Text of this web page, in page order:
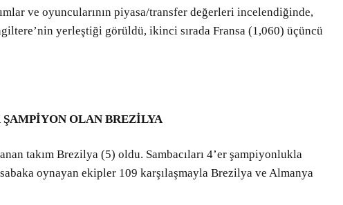
ve oyuncularının piyasa/transfer değerleri incelendiğinde,
yerleştiği görüldü, ikinci sırada Fransa (1,060) üçüncü
OLAN BREZİLYA
takım Brezilya (5) oldu. Sambacıları 4’er şampiyonlukla
oynayan ekipler 109 karşılaşmayla Brezilya ve Almanya